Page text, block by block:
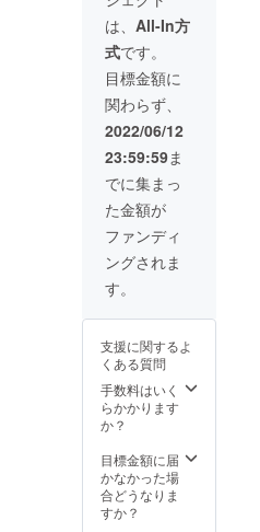
志「孫堅」
720ml 1本 ●
本格焼酎 三国
志「孫策」
720ml 1本 ●
本格焼酎 三国
志「孫権」
720ml 1本
●本格焼酎 三
国志「周瑜 」
720ml 1本 ●
御礼のメール
※20歳未満の方
はご支援いただ
けませんので、
ご了承ください
720ml 2本 ●
本格焼酎 三国
志「曹操」
720ml 2本 ●
本格焼酎 三国
志「夏侯惇」
720ml 2本 ●
本格焼酎 三国
720ml 2本 ●
本格焼酎 三国
志「司馬懿」
720ml 2本 ●
本格焼酎 三国
志「孫堅」
720ml 2本 ●
本格焼酎 三国
志「孫策」
720ml 2本 ●
本格焼酎 三国
志「孫権」
720ml 2本
●本格焼酎 三
国志「周瑜 」
720ml 2本 ●
※20歳未満の方
はご支援いただ
けませんので、
ご了承ください
は、 All-In方
式です。
目標金額に
関わらず、
2022/06/12
23:59:59ま
でに集まっ
た金額が
ファンディ
ングされま
す。
支援に関するよ
くある質問
手数料はいく
らかかります
か？
目標金額に届
かなかった場
合どうなりま
すか？